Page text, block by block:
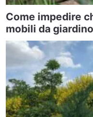
Come impedire
mobili da giardino